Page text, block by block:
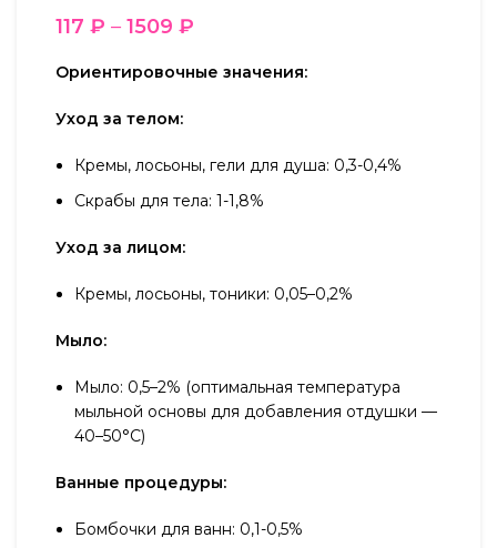
117 ₽ – 1509 ₽
Ориентировочные значения:
Уход за телом:
Кремы, лосьоны, гели для душа: 0,3-0,4%
Скрабы для тела: 1-1,8%
Уход за лицом:
Кремы, лосьоны, тоники: 0,05–0,2%
Мыло:
Мыло: 0,5–2% (оптимальная температура
мыльной основы для добавления отдушки —
40–50°С)
Ванные процедуры:
Бомбочки для ванн: 0,1-0,5%